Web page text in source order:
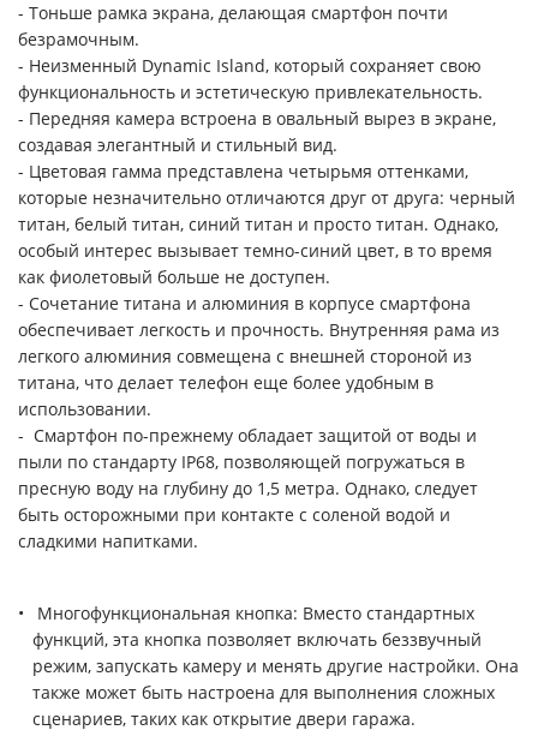
- Тоньше рамка экрана, делающая смартфон почти
безрамочным.
- Неизменный Dynamic Island, который сохраняет свою
функциональность и эстетическую привлекательность.
- Передняя камера встроена в овальный вырез в экране,
создавая элегантный и стильный вид.
- Цветовая гамма представлена четырьмя оттенками,
которые незначительно отличаются друг от друга: черный
титан, белый титан, синий титан и просто титан. Однако,
особый интерес вызывает темно-синий цвет, в то время
как фиолетовый больше не доступен.
- Сочетание титана и алюминия в корпусе смартфона
обеспечивает легкость и прочность. Внутренняя рама из
легкого алюминия совмещена с внешней стороной из
титана, что делает телефон еще более удобным в
использовании.
- Смартфон по-прежнему обладает защитой от воды и
пыли по стандарту IP68, позволяющей погружаться в
пресную воду на глубину до 1,5 метра. Однако, следует
быть осторожными при контакте с соленой водой и
сладкими напитками.
Многофункциональная кнопка: Вместо стандартных
функций, эта кнопка позволяет включать беззвучный
режим, запускать камеру и менять другие настройки. Она
также может быть настроена для выполнения сложных
сценариев, таких как открытие двери гаража.